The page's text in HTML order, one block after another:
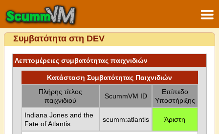
Συμβατότητα στη DEV
Λεπτομέρειες συμβατότητας παιχνιδιών
Κατάσταση Συμβατότητας Παιχνιδιών
Πλήρης τίτλος
παιχνιδιού
ScummVM ID
Επίπεδο
Υποστήριξης
Indiana Jones and the
Fate of Atlantis
scumm:atlantis Άριστη